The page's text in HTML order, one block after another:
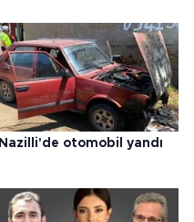
Nazilli'de otomobil yandı